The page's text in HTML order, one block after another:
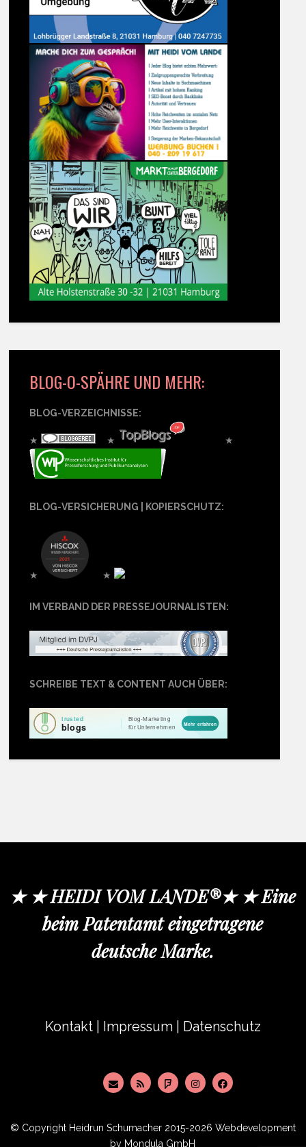
BLOG-O-SPÄHRE UND MEHR:
BLOG-VERZEICHNISSE:
★ ★ ★
BLOG-VERSICHERUNG | KOPIERSCHUTZ:
★ ★
IM VERBAND DER PRESSEJOURNALISTEN:
SCHREIBE TEXT & CONTENT AUCH ÜBER:
★ ★ HEIDI VOM LANDE®★ ★ Eine
beim Patentamt eingetragene
deutsche Marke.
Kontakt Impressum Datenschutz
© Copyright Heidrun Schumacher 2015-2026 Webdevelopment
by Mondula GmbH